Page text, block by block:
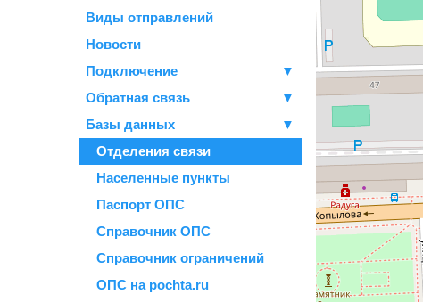
Виды отправлений
Новости
Подключение
▼
Обратная связь
▼
Базы данных
▼
Отделения связи
Населенные пункты
Паспорт ОПС
Справочник ОПС
Справочник ограничений
ОПС на pochta.ru